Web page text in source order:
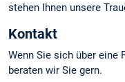
stehen Ihnen unsere
Kontakt
Wenn Sie sich über
beraten wir Sie gern.